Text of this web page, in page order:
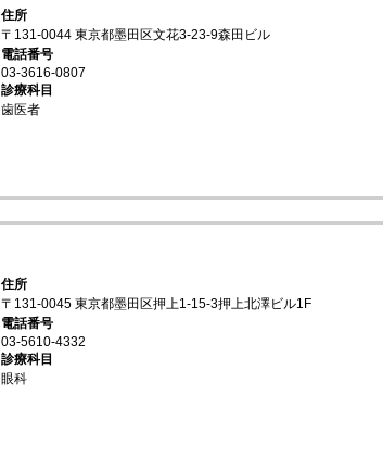
住所
〒131-0044 東京都墨田区文花3-23-9森田ビル
電話番号
03-3616-0807
診療科目
歯医者
住所
〒131-0045 東京都墨田区押上1-15-3押上北澤ビル1F
電話番号
03-5610-4332
診療科目
眼科